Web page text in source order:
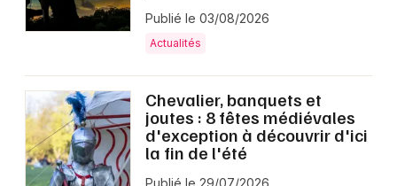
Publié le 03/08/2026
Actualités
Chevalier, banquets et
joutes : 8 fêtes médiévales
d'exception à découvrir d'ici
la fin de l'été
Publié le 29/07/2026